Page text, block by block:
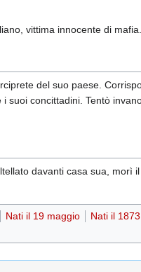
vittima innocente di mafia.
del suo paese.
concittadini. Tentò
davanti casa sua, morì il
Nati il 19 maggio Nati il 1873